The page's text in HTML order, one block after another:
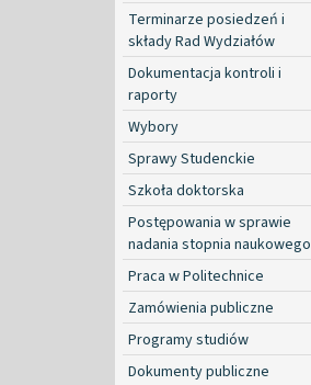
Terminarze posiedzeń i
składy Rad Wydziałów
Dokumentacja kontroli i
raporty
Wybory
Sprawy Studenckie
Szkoła doktorska
Postępowania w sprawie
nadania stopnia naukowego
Praca w Politechnice
Zamówienia publiczne
Programy studiów
Dokumenty publiczne